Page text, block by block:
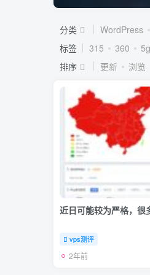
分类 WordPress
标签
315 360 5g
排序
更新 浏览
近日可能较为严格，很
vps测评
2年前